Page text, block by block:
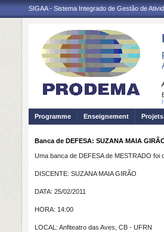
SIGAA - Sistema Integrado de Gestão de
Programme
Enseignement
Banca de DEFESA: SUZANA MAIA
Uma banca de DEFESA de MESTRADO foi
DISCENTE: SUZANA MAIA GIRÃO
DATA: 25/02/2011
HORA: 14:00
LOCAL: Anfiteatro das Aves, CB - UFRN